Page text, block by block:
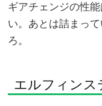
ギアチェンジの性
い。あとは詰まっ
ろ。
エルフィンス